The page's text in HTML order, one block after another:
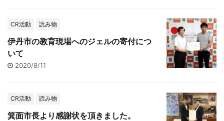
CR活動 読み物
伊丹市の教育現場へのジェルの寄付につ
いて
2020/8/11
CR活動 読み物
箕面市長より感謝状を頂きました。